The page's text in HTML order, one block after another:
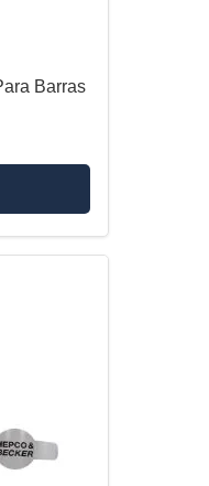
Barras